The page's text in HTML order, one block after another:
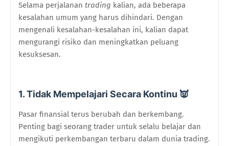
Selama perjalanan trading kalian, ada beberapa
kesalahan umum yang harus dihindari. Dengan
mengenali kesalahan-kesalahan ini, kalian dapat
mengurangi risiko dan meningkatkan peluang
kesuksesan.
1. Tidak Mempelajari Secara Kontinu 👿
Pasar finansial terus berubah dan berkembang.
Penting bagi seorang trader untuk selalu belajar dan
mengikuti perkembangan terbaru dalam dunia trading.